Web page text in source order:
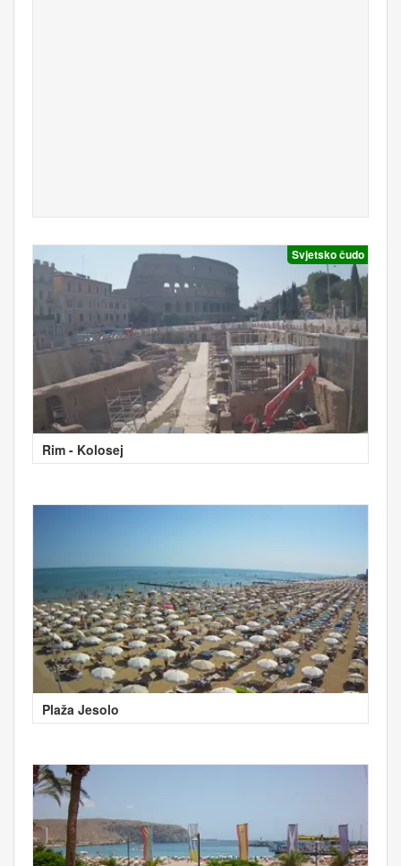
Svjetsko čudo
Rim - Kolosej
Plaža Jesolo